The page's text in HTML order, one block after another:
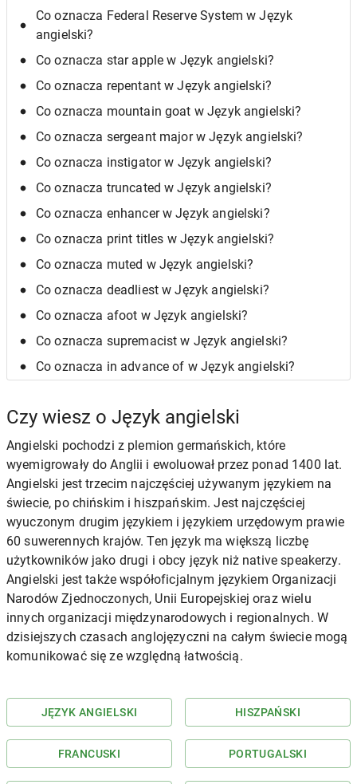
Co oznacza Federal Reserve System w Język
angielski?
Co oznacza star apple w Język angielski?
Co oznacza repentant w Język angielski?
Co oznacza mountain goat w Język angielski?
Co oznacza sergeant major w Język angielski?
Co oznacza instigator w Język angielski?
Co oznacza truncated w Język angielski?
Co oznacza enhancer w Język angielski?
Co oznacza print titles w Język angielski?
Co oznacza muted w Język angielski?
Co oznacza deadliest w Język angielski?
Co oznacza afoot w Język angielski?
Co oznacza supremacist w Język angielski?
Co oznacza in advance of w Język angielski?
Czy wiesz o Język angielski
Angielski pochodzi z plemion germańskich, które
wyemigrowały do Anglii i ewoluował przez ponad 1400 lat.
Angielski jest trzecim najczęściej używanym językiem na
świecie, po chińskim i hiszpańskim. Jest najczęściej
wyuczonym drugim językiem i językiem urzędowym prawie
60 suwerennych krajów. Ten język ma większą liczbę
użytkowników jako drugi i obcy język niż native speakerzy.
Angielski jest także współoficjalnym językiem Organizacji
Narodów Zjednoczonych, Unii Europejskiej oraz wielu
innych organizacji międzynarodowych i regionalnych. W
dzisiejszych czasach anglojęzyczni na całym świecie mogą
komunikować się ze względną łatwością.
JĘZYK ANGIELSKI HISZPAŃSKI
FRANCUSKI PORTUGALSKI